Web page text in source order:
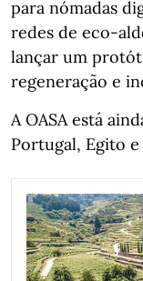
para nómadas
redes de eco-
lançar um
regeneração e
A OASA está
Portugal, Egito e